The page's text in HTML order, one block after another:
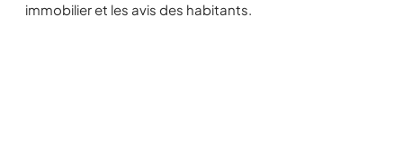
immobilier et les avis des habitants.